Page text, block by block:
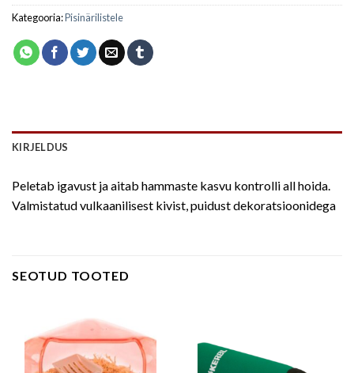
Kategooria:Pisinärilistele
KIRJELDUS
Peletab igavust ja aitab hammaste kasvu kontrolli all hoida.
Valmistatud vulkaanilisest kivist, puidust dekoratsioonidega
SEOTUD TOOTED